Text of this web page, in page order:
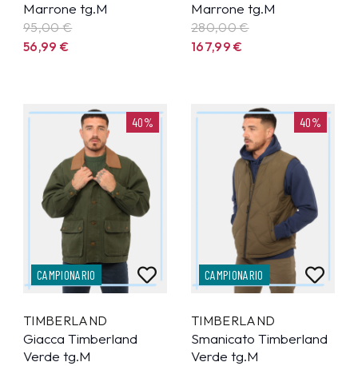
Marrone tg.M
95,00 €
56,99€
Marrone tg.M
280,00 €
167,99€
40%
CAMPIONARIO
TIMBERLAND
Giacca Timberland
Verde tg.M
40%
CAMPIONARIO
TIMBERLAND
Smanicato Timberland
Verde tg.M